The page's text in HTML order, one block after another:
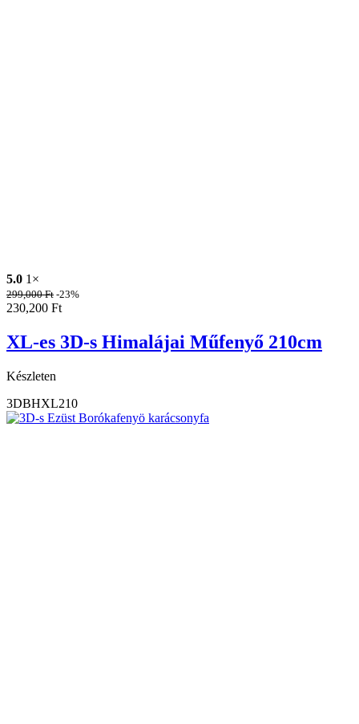
5.0 1×
299,000Ft -23%
230,200 Ft
XL-es 3D-s Himalájai Műfenyő 210cm
Készleten
3DBHXL210